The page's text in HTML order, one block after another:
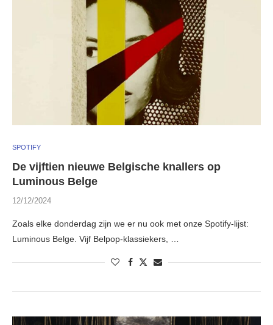
SPOTIFY
De vijftien nieuwe Belgische knallers op
Luminous Belge
12/12/2024
Zoals elke donderdag zijn we er nu ook met onze Spotify-lijst:
Luminous Belge. Vijf Belpop-klassiekers, …